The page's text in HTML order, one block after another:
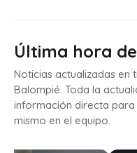
Última hora
Noticias actualizadas en
Balompié. Toda la
información directa
mismo en el equipo.